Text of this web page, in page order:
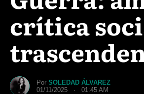
crítica
Por SOLEDAD ÁLVAREZ
01/11/2025 · 01:45 AM